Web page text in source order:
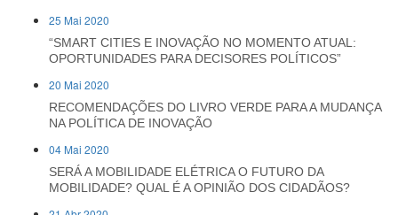
25 Mai 2020
“SMART CITIES E INOVAÇÃO NO MOMENTO ATUAL:
OPORTUNIDADES PARA DECISORES POLÍTICOS”
20 Mai 2020
RECOMENDAÇÕES DO LIVRO VERDE PARA A MUDANÇA
NA POLÍTICA DE INOVAÇÃO
04 Mai 2020
SERÁ A MOBILIDADE ELÉTRICA O FUTURO DA
MOBILIDADE? QUAL É A OPINIÃO DOS CIDADÃOS?